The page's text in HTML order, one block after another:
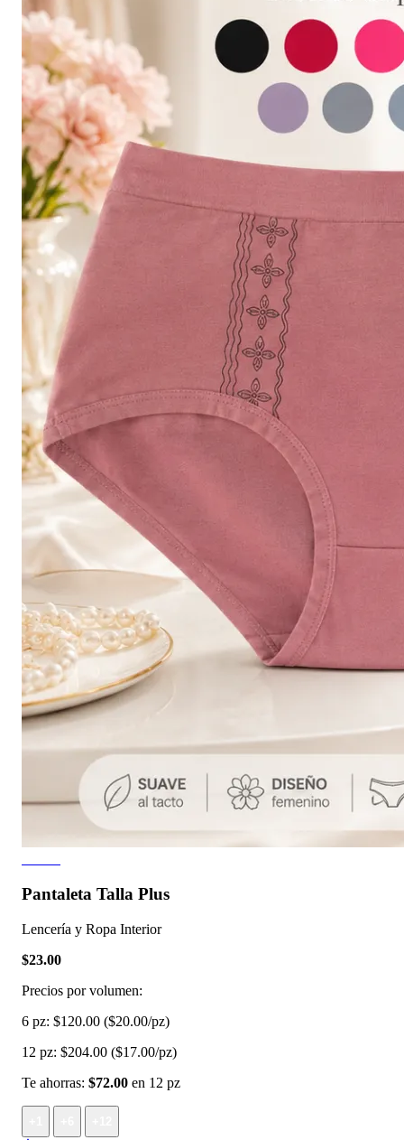
Pantaleta Talla Plus
Lencería y Ropa Interior
$23.00
Precios por volumen:
6 pz: $120.00 ($20.00/pz)
12 pz: $204.00 ($17.00/pz)
Te ahorras: $72.00 en 12 pz